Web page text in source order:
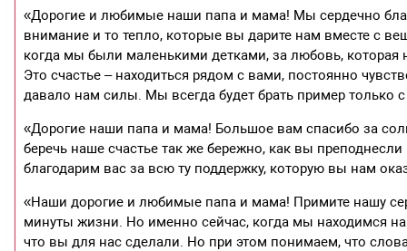
«Дорогие и любимые наши папа и мама! Мы сердечно
внимание и то тепло, которые вы дарите нам вместе с
когда мы были маленькими детками, за любовь,
Это счастье – находиться рядом с вами, постоянно
давало нам силы. Мы всегда будет брать пример только
«Дорогие наши папа и мама! Большое вам спасибо за
беречь наше счастье так же бережно, как вы
благодарим вас за всю ту поддержку, которую вы нам
«Наши дорогие и любимые папа и мама! Примите нашу
минуты жизни. Но именно сейчас, когда мы находимся
что вы для нас сделали. Но при этом понимаем, что